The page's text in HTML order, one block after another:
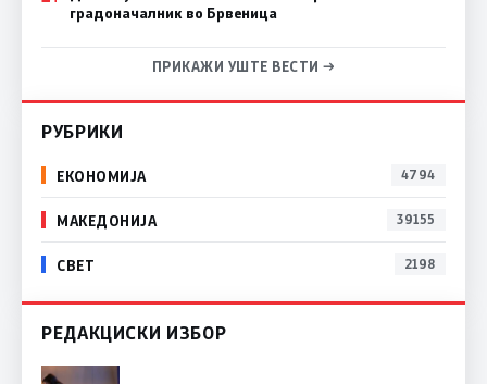
градоначалник во Брвеница
ПРИКАЖИ УШТЕ ВЕСТИ →
РУБРИКИ
ЕКОНОМИЈА 4794
МАКЕДОНИЈА 39155
СВЕТ 2198
РЕДАКЦИСКИ ИЗБОР